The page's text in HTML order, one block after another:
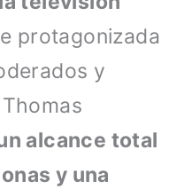
protagonizada
y
alcance total
y una